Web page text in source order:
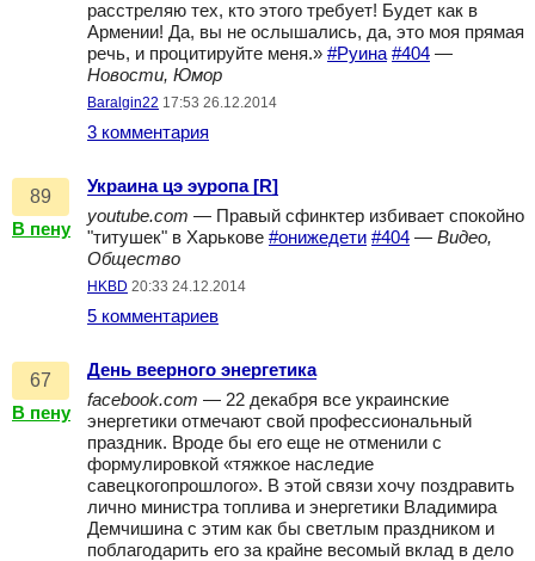
расстреляю тех, кто этого требует! Будет как в
Армении! Да, вы не ослышались, да, это моя прямая
речь, и процитируйте меня.» #Руина #404 —
Новости, Юмор
Baralgin22 17:53 26.12.2014
3 комментария
89
В пену
Украина цэ эуропа [R]
youtube.com — Правый сфинктер избивает спокойно
"титушек" в Харькове #онижедети #404 — Видео,
Общество
HKBD 20:33 24.12.2014
5 комментариев
67
В пену
День веерного энергетика
facebook.com — 22 декабря все украинские
энергетики отмечают свой профессиональный
праздник. Вроде бы его еще не отменили с
формулировкой «тяжкое наследие
савецкогопрошлого». В этой связи хочу поздравить
лично министра топлива и энергетики Владимира
Демчишина с этим как бы светлым праздником и
поблагодарить его за крайне весомый вклад в дело